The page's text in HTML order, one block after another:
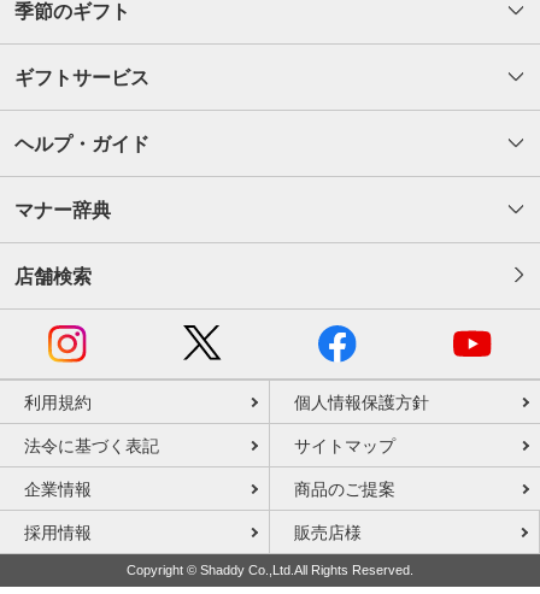
季節のギフト
ギフトサービス
ヘルプ・ガイド
マナー辞典
店舗検索
利用規約 個人情報保護方針
法令に基づく表記 サイトマップ
企業情報 商品のご提案
採用情報 販売店様
Copyright © Shaddy Co.,Ltd.All Rights Reserved.